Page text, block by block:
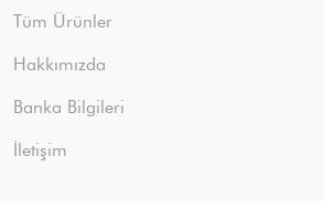
Tüm Ürünler
Hakkımızda
Banka Bilgileri
İletişim